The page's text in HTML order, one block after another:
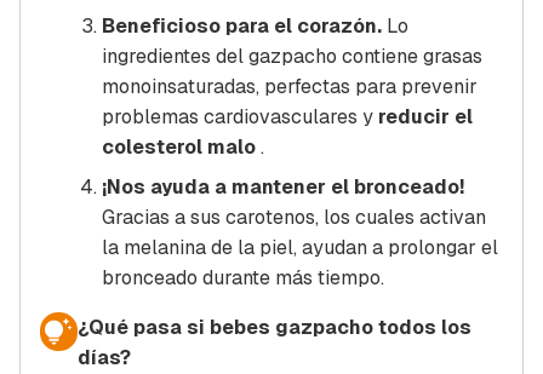
Beneficioso para el corazón. Lo
ingredientes del gazpacho contiene grasas
monoinsaturadas, perfectas para prevenir
problemas cardiovasculares y reducir el
colesterol malo.
¡Nos ayuda a mantener el bronceado!
Gracias a sus carotenos, los cuales activan
la melanina de la piel, ayudan a prolongar el
bronceado durante más tiempo.
¿Qué pasa si bebes gazpacho todos los
días?